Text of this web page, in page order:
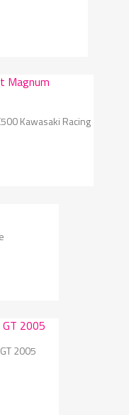
Kawasaki Racing
2005